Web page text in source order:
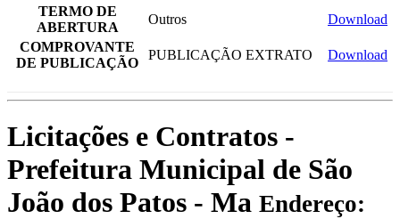
TERMO DE
ABERTURA
Outros
Download
COMPROVANTE
DE PUBLICAÇÃO
PUBLICAÇÃO EXTRATO Download
Licitações e Contratos -
Prefeitura Municipal de São
João dos Patos - Ma Endereço: